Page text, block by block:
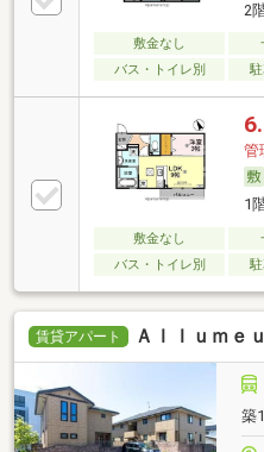
2
敷金なし
バス・トイレ別
管
1
敷金なし
バス・トイレ別
賃貸アパート Ａｌｌｕｍｅ
築